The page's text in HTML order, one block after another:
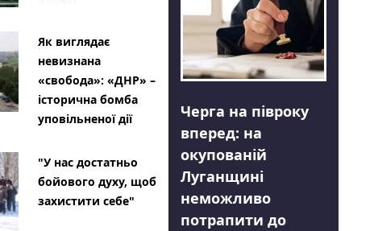
Як виглядає
невизнана
«свобода»: «ДНР» –
історична бомба
уповільненої дії
"У нас достатньо
бойового духу, щоб
захистити себе"
Черга на півроку
вперед: на
окупованій
Луганщині
неможливо
потрапити до